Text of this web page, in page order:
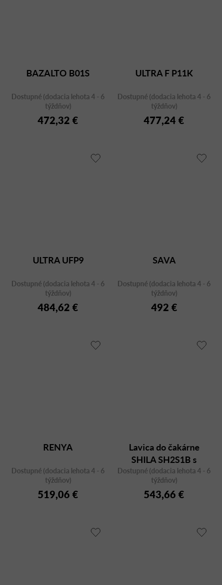
BAZALTO B01S
Dostupné (dodacia lehota 4 - 6
týždňov)
472,32 €
ULTRA F P11K
Dostupné (dodacia lehota 4 - 6
týždňov)
477,24 €
ULTRA UFP9
Dostupné (dodacia lehota 4 - 6
týždňov)
484,62 €
SAVA
Dostupné (dodacia lehota 4 - 6
týždňov)
492 €
RENYA
Dostupné (dodacia lehota 4 - 6
týždňov)
519,06 €
Lavica do čakárne
SHILA SH2S1B s
podrúčkami
Dostupné (dodacia lehota 4 - 6
týždňov)
543,66 €